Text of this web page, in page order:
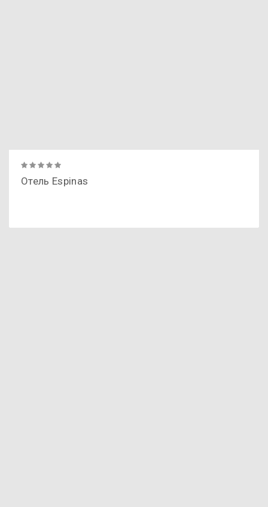
Отель Espinas